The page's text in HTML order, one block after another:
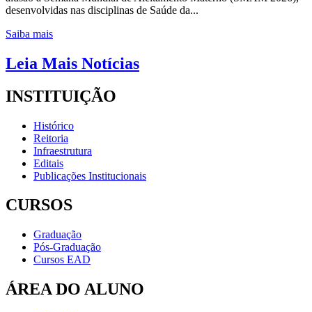
desenvolvidas nas disciplinas de Saúde da...
Saiba mais
Leia Mais Notícias
INSTITUIÇÃO
Histórico
Reitoria
Infraestrutura
Editais
Publicações Institucionais
CURSOS
Graduação
Pós-Graduação
Cursos EAD
ÁREA DO ALUNO